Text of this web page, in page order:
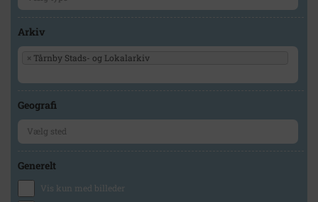
Arkiv
× Tårnby Stads- og Lokalarkiv
Geografi
Generelt
Vis kun med billeder